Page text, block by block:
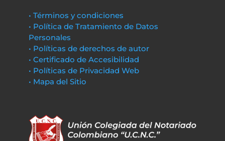
• Términos y condiciones
• Política de Tratamiento de Datos
Personales
• Políticas de derechos de autor
• Certificado de Accesibilidad
• Políticas de Privacidad Web
• Mapa del Sitio